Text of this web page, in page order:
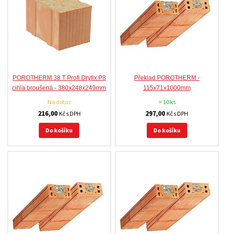
POROTHERM 38 T Profi Dryfix P8
cihla broušená - 380x248x249mm
Na dotaz
216,00 Kč s DPH
Do košíku
Překlad POROTHERM -
115x71x1000mm
> 10 ks
297,00Kč s DPH
Do košíku